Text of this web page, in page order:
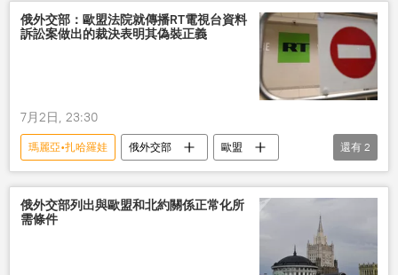
俄外交部：歐盟法院就傳播RT電視台資料
訴訟案做出的裁決表明其偽裝正義
7月2日, 23:30
瑪麗亞•扎哈羅娃 俄外交部
歐盟
法院
RT電視台
還有 2
俄外交部列出與歐盟和北約關係正常化所
需條件